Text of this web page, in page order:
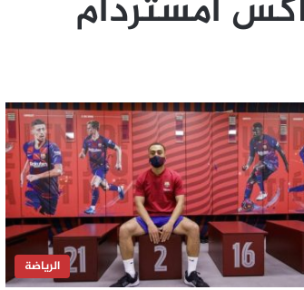
أمستردام
الرياضة